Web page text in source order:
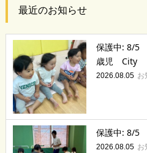
最近のお知らせ
保護中: 8/5
歳児 City
2026.08.05 お
保護中: 8/5
2026.08.05 お